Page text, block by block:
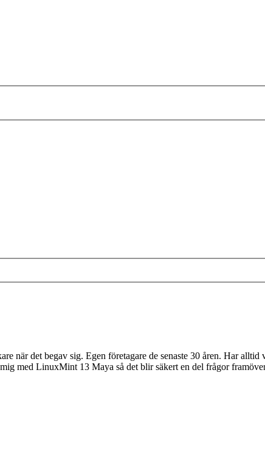
när det begav sig. Egen företagare de senaste 30 åren. Har
med LinuxMint 13 Maya så det blir säkert en del frågor